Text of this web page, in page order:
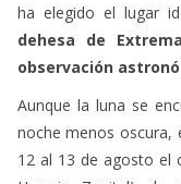
dehesa de
noche menos
12 al 13 de agosto el
Horaria Zenital) de